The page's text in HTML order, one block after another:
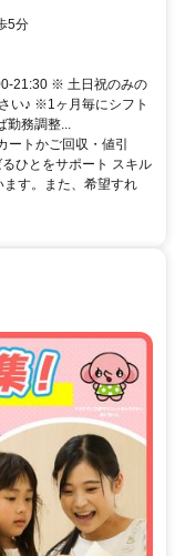
5分
21:30 ※ 土日祝のみの
い♪ ※1ヶ月毎にシフト
勤務調整...
トかご回収・値引
ひとをサポート スキル
す。また、希望すれ